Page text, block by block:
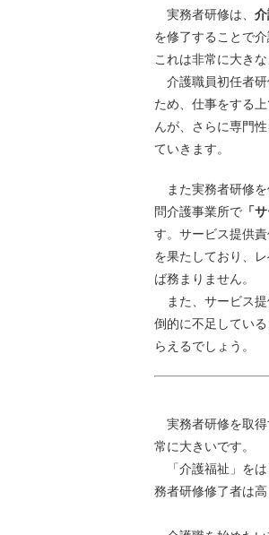
実務者研修は、
を修了することで
これは非常に大き
介護職員初任者研
ため、仕事をする
んが、さらに専門性
ていきます。
また実務者研修を
問介護事業所で 「
す。サービス提供
を果たしており、
ば務まりません。
また、サービス提
倒的に不足してい
らえるでしょう。
実務者研修を取得
常に大きいです。
「介護福祉」をは
務者研修修了者は